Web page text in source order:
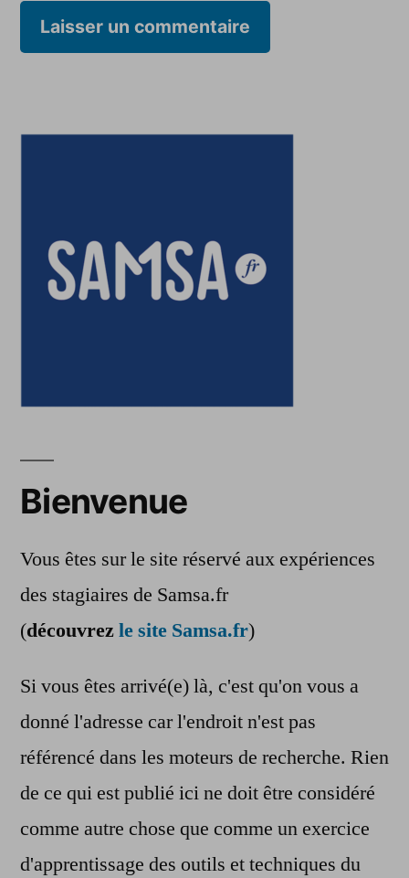
Bienvenue
Vous êtes sur le site réservé aux expériences
des stagiaires de Samsa.fr
(découvrezle site Samsa.fr)
Si vous êtes arrivé(e) là, c'est qu'on vous a
donné l'adresse car l'endroit n'est pas
référencé dans les moteurs de recherche. Rien
de ce qui est publié ici ne doit être considéré
comme autre chose que comme un exercice
d'apprentissage des outils et techniques du